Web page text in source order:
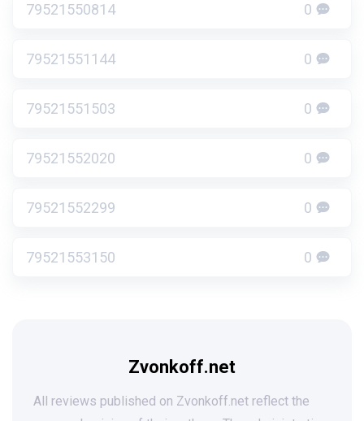
79521550814 0
79521551144 0
79521551503 0
79521552020 0
79521552299 0
79521553150 0
Zvonkoff.net
All reviews published on Zvonkoff.net reflect the